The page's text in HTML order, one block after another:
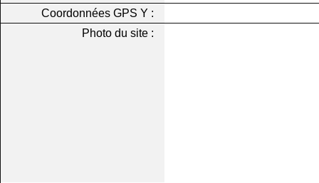
Coordonnées GPS Y :
Photo du site :